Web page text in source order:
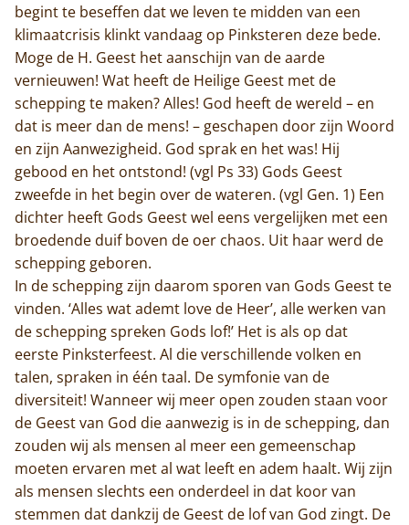
begint te beseffen dat we leven te midden van een
klimaatcrisis klinkt vandaag op Pinksteren deze bede.
Moge de H. Geest het aanschijn van de aarde
vernieuwen! Wat heeft de Heilige Geest met de
schepping te maken? Alles! God heeft de wereld – en
dat is meer dan de mens! – geschapen door zijn Woord
en zijn Aanwezigheid. God sprak en het was! Hij
gebood en het ontstond! (vgl Ps 33) Gods Geest
zweefde in het begin over de wateren. (vgl Gen. 1) Een
dichter heeft Gods Geest wel eens vergelijken met een
broedende duif boven de oer chaos. Uit haar werd de
schepping geboren.
In de schepping zijn daarom sporen van Gods Geest te
vinden. ‘Alles wat ademt love de Heer’, alle werken van
de schepping spreken Gods lof!’ Het is als op dat
eerste Pinksterfeest. Al die verschillende volken en
talen, spraken in één taal. De symfonie van de
diversiteit! Wanneer wij meer open zouden staan voor
de Geest van God die aanwezig is in de schepping, dan
zouden wij als mensen al meer een gemeenschap
moeten ervaren met al wat leeft en adem haalt. Wij zijn
als mensen slechts een onderdeel in dat koor van
stemmen dat dankzij de Geest de lof van God zingt. De